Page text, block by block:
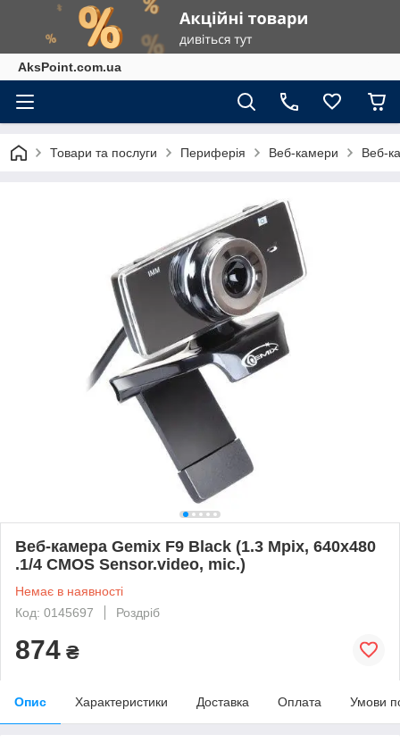
AksPoint.com.ua
Товари та послуги Периферія Веб-камери Веб-
Веб-камера Gemix F9 Black (1.3 Mpix, 640x480
.1/4 CMOS Sensor.video, mic.)
Немає в наявності
Код: 0145697
Роздріб
874 ₴
Опис Характеристики Доставка Оплата Умови